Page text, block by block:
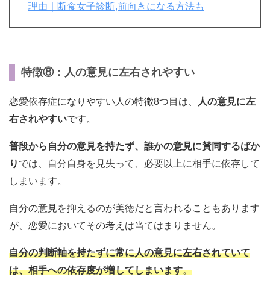
理由｜断食女子診断,前向きになる方法も
特徴⑧：人の意見に左右されやすい
恋愛依存症になりやすい人の特徴8つ目は、
人の意見に左
右されやすいです。
普段から自分の意見を持たず、誰かの意見に賛同するばか
り では、自分自身を見失って、必要以上に相手に依存して
しまいます。
自分の意見を抑えるのが美徳だと言われることもあります
が、恋愛においてその考えは当てはまりません。
自分の判断軸を持たずに常に人の意見に左右されていて
は、相手への依存度が増してしまいます。